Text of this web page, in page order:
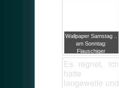
Wallpaper Samstag ..
am Sonntag:
Flauschiger
Gruselgraus
Es regnet, ich
hatte
langeweile und